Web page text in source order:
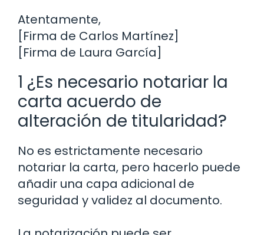
Atentamente,
[Firma de Carlos Martínez]
[Firma de Laura García]
1 ¿Es necesario notariar la
carta acuerdo de
alteración de titularidad?
No es estrictamente necesario
notariar la carta, pero hacerlo puede
añadir una capa adicional de
seguridad y validez al documento.